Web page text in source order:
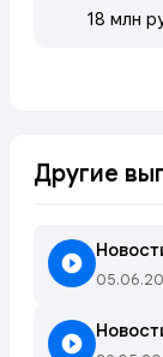
18 млн
Другие